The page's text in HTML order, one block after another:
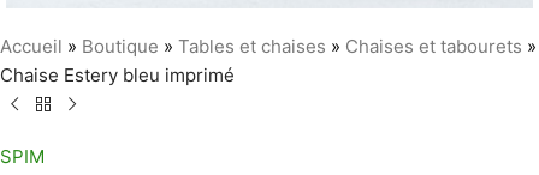
Accueil » Boutique » Tables et chaises » Chaises et tabourets »
Chaise Estery bleu imprimé
SPIM